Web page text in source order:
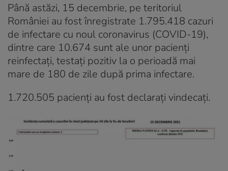
Până astăzi, 15 decembrie, pe teritoriul
României au fost înregistrate 1.795.418 cazuri
de infectare cu noul coronavirus (COVID-19),
dintre care 10.674 sunt ale unor pacienți
reinfectați, testați pozitiv la o perioadă mai
mare de 180 de zile după prima infectare.
1.720.505 pacienți au fost declarați vindecați.